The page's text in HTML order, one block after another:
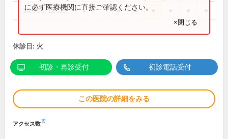
14:30～18:30 ● ● ●
に必ず医療機関に直接ご確認ください。
×閉じる
休診日: 火
初診・再診受付 初診電話受付
この医院の詳細をみる
アクセス数※